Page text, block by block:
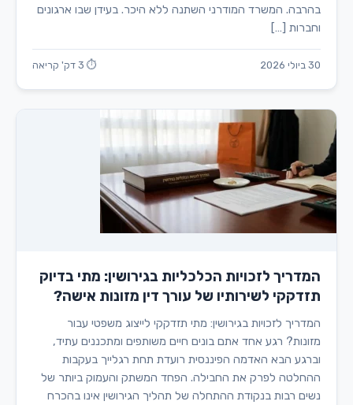
בהרבה. המשרד המודרני השתנה ללא היכר. בעידן שבו ארגונים
וחברות […]
30 ביולי 2026 ⏱ 3 דק' קריאה
המדריך לזכויות הכלכליות בגירושין: מתי בדיוק
תזדקקי לשירותיו של עורך דין מזונות אישה?
המדריך לזכויות בגירושין: מתי תזדקקי לייצוג משפטי עבור
מזונות? רגע אחד אתם בונים חיים משותפים ומתכננים עתיד,
וברגע הבא האדמה הפיננסית רועדת תחת רגלייך בעקבות
ההחלטה לפרק את החבילה. הפחד המשתק והעמוק ביותר של
נשים רבות בנקודת ההתחלה של תהליך הגירושין אינו בהכרח